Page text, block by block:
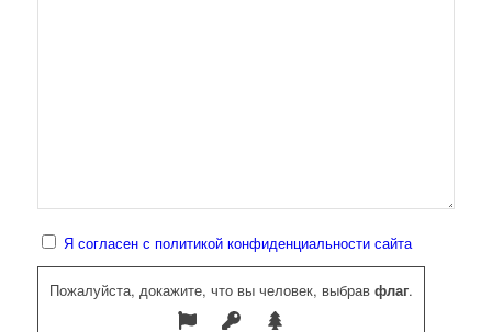
Я согласен с политикой конфиденциальности сайта
Пожалуйста, докажите, что вы человек, выбравфлаг.